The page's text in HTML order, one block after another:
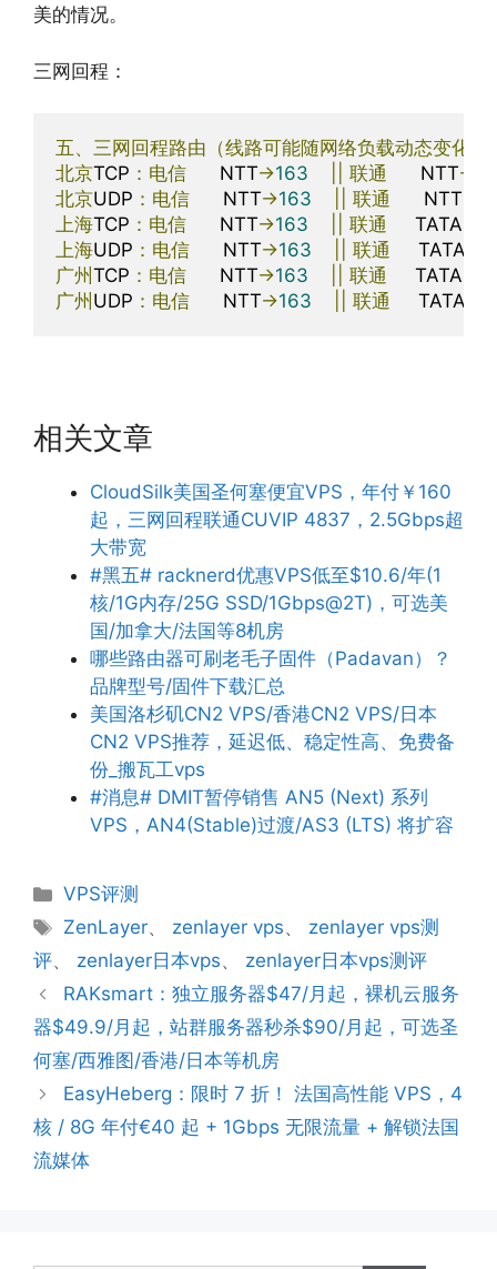
美的情况。
三网回程：
五、三网回程路由（线路可能随网络负载动态变化）
北京TCP ：电信
      NTT
->163 联通
      NTT
->
北京UDP ：电信
      NTT
->163 联通
      NTT
上海TCP ：电信
      NTT
->163 联通
     TATA
上海UDP ：电信
      NTT
->163 联通
     TATA
广州 TCP ：电信
      NTT
->163 联通
     TATA
广州 UDP ：电信
      NTT
->163 联通
     TATA
相关文章
CloudSilk美国圣何塞便宜VPS，年付￥160
起，三网回程联通CUVIP 4837，2.5Gbps超
大带宽
#黑五# racknerd优惠VPS低至$10.6/年(1
核/1G内存/25G SSD/1Gbps@2T)，可选美
国/加拿大/法国等8机房
哪些路由器可刷老毛子固件（Padavan）？
品牌型号/固件下载汇总
美国洛杉矶CN2 VPS/香港CN2 VPS/日本
CN2 VPS推荐，延迟低、稳定性高、免费备
份_搬瓦工vps
#消息# DMIT暂停销售 AN5 (Next) 系列
VPS，AN4(Stable)过渡/AS3 (LTS) 将扩容
分
类
VPS评测
标
签
ZenLayer、 zenlayer vps、 zenlayer vps测
评、 zenlayer日本vps、 zenlayer日本vps测评
RAKsmart：独立服务器$47/月起，裸机云服务
器$49.9/月起，站群服务器秒杀$90/月起，可选圣
何塞/西雅图/香港/日本等机房
EasyHeberg：限时 7 折！ 法国高性能 VPS，4
核 / 8G 年付€40 起 + 1Gbps 无限流量 + 解锁法国
流媒体